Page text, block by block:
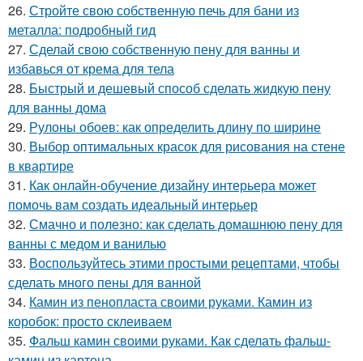
26. Стройте свою собственную печь для бани из
металла: подробный гид
27. Сделай свою собственную пену для ванны и
избавься от крема для тела
28. Быстрый и дешевый способ сделать жидкую пену
для ванны дома
29. Рулоны обоев: как определить длину по ширине
30. Выбор оптимальных красок для рисования на стене
в квартире
31. Как онлайн-обучение дизайну интерьера может
помочь вам создать идеальный интерьер
32. Смачно и полезно: как сделать домашнюю пену для
ванны с медом и ванилью
33. Воспользуйтесь этими простыми рецептами, чтобы
сделать много пены для ванной
34. Камин из пенопласта своими руками. Камин из
коробок: просто склеиваем
35. Фальш камин своими руками. Как сделать фальш-